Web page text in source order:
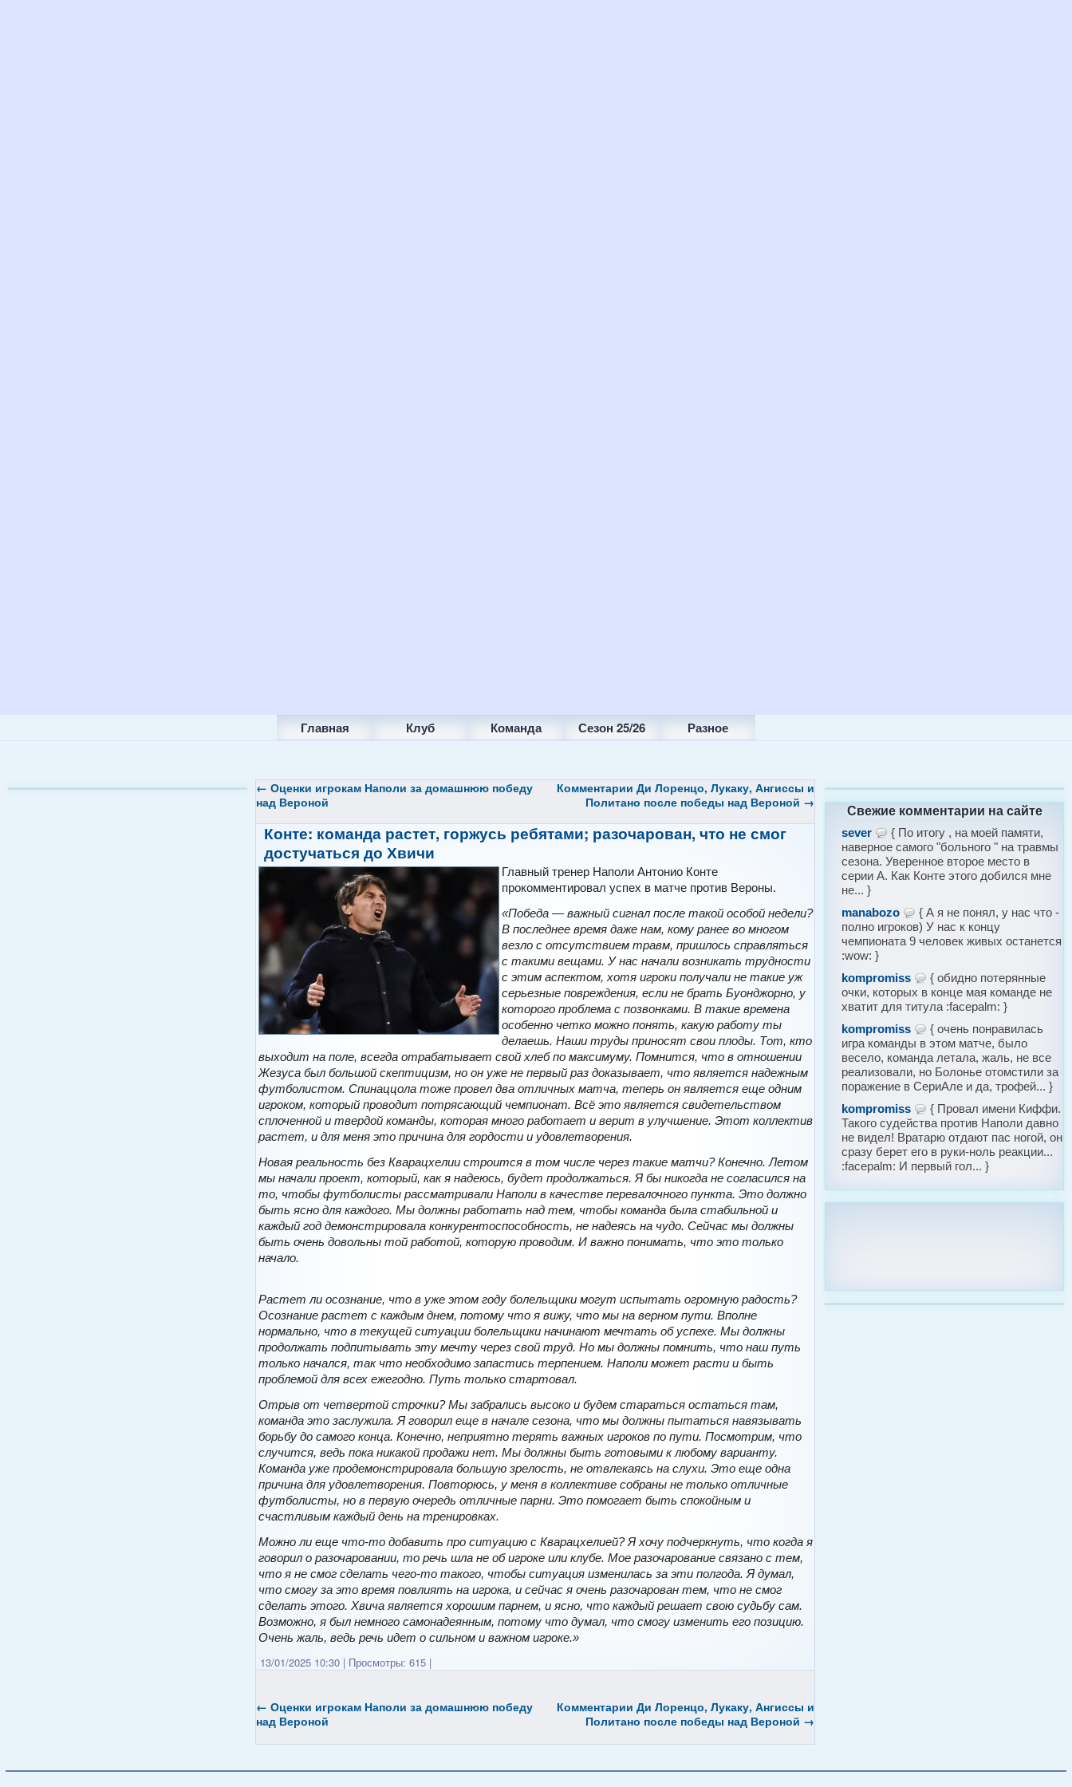
Главная Клуб Команда Сезон 25/26 Разное
← Оценки игрокам Наполи за домашнюю победу
над Вероной
Комментарии Ди Лоренцо, Лукаку, Ангиссы и
Политано после победы над Вероной →
Конте: команда растет, горжусь ребятами; разочарован, что не смог
достучаться до Хвичи
Главный тренер Наполи Антонио Конте
прокомментировал успех в матче против Вероны.
«Победа — важный сигнал после такой особой недели?
В последнее время даже нам, кому ранее во многом
везло с отсутствием травм, пришлось справляться
с такими вещами. У нас начали возникать трудности
с этим аспектом, хотя игроки получали не такие уж
серьезные повреждения, если не брать Буонджорно, у
которого проблема с позвонками. В такие времена
особенно четко можно понять, какую работу ты
делаешь. Наши труды приносят свои плоды. Тот, кто
выходит на поле, всегда отрабатывает свой хлеб по максимуму. Помнится, что в отношении
Жезуса был большой скептицизм, но он уже не первый раз доказывает, что является надежным
футболистом. Спинаццола тоже провел два отличных матча, теперь он является еще одним
игроком, который проводит потрясающий чемпионат. Всё это является свидетельством
сплоченной и твердой команды, которая много работает и верит в улучшение. Этот коллектив
растет, и для меня это причина для гордости и удовлетворения.
Новая реальность без Кварацхелии строится в том числе через такие матчи? Конечно. Летом
мы начали проект, который, как я надеюсь, будет продолжаться. Я бы никогда не согласился на
то, чтобы футболисты рассматривали Наполи в качестве перевалочного пункта. Это должно
быть ясно для каждого. Мы должны работать над тем, чтобы команда была стабильной и
каждый год демонстрировала конкурентоспособность, не надеясь на чудо. Сейчас мы должны
быть очень довольны той работой, которую проводим. И важно понимать, что это только
начало.
Растет ли осознание, что в уже этом году болельщики могут испытать огромную радость?
Осознание растет с каждым днем, потому что я вижу, что мы на верном пути. Вполне
нормально, что в текущей ситуации болельщики начинают мечтать об успехе. Мы должны
продолжать подпитывать эту мечту через свой труд. Но мы должны помнить, что наш путь
только начался, так что необходимо запастись терпением. Наполи может расти и быть
проблемой для всех ежегодно. Путь только стартовал.
Отрыв от четвертой строчки? Мы забрались высоко и будем стараться остаться там,
команда это заслужила. Я говорил еще в начале сезона, что мы должны пытаться навязывать
борьбу до самого конца. Конечно, неприятно терять важных игроков по пути. Посмотрим, что
случится, ведь пока никакой продажи нет. Мы должны быть готовыми к любому варианту.
Команда уже продемонстрировала большую зрелость, не отвлекаясь на слухи. Это еще одна
причина для удовлетворения. Повторюсь, у меня в коллективе собраны не только отличные
футболисты, но в первую очередь отличные парни. Это помогает быть спокойным и
счастливым каждый день на тренировках.
Можно ли еще что-то добавить про ситуацию с Кварацхелией? Я хочу подчеркнуть, что когда я
говорил о разочаровании, то речь шла не об игроке или клубе. Мое разочарование связано с тем,
что я не смог сделать чего-то такого, чтобы ситуация изменилась за эти полгода. Я думал,
что смогу за это время повлиять на игрока, и сейчас я очень разочарован тем, что не смог
сделать этого. Хвича является хорошим парнем, и ясно, что каждый решает свою судьбу сам.
Возможно, я был немного самонадеянным, потому что думал, что смогу изменить его позицию.
Очень жаль, ведь речь идет о сильном и важном игроке.»
13/01/2025 10:30 | Просмотры: 615|
← Оценки игрокам Наполи за домашнюю победу
над Вероной
Комментарии Ди Лоренцо, Лукаку, Ангиссы и
Политано после победы над Вероной →
Свежие комментарии на сайте
sever
{ По итогу , на моей памяти,
наверное самого "больного " на травмы
сезона. Уверенное второе место в
серии А. Как Конте этого добился мне
не... }
manabozo
{ А я не понял, у нас что -
полно игроков) У нас к концу
чемпионата 9 человек живых останется
:wow: }
kompromiss
{ обидно потерянные
очки, которых в конце мая команде не
хватит для титула :facepalm: }
kompromiss
{ очень понравилась
игра команды в этом матче, было
весело, команда летала, жаль, не все
реализовали, но Болонье отомстили за
поражение в СериАле и да, трофей... }
kompromiss
{ Провал имени Киффи.
Такого судейства против Наполи давно
не видел! Вратарю отдают пас ногой, он
сразу берет его в руки-ноль реакции...
:facepalm: И первый гол... }